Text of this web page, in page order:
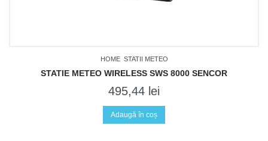
HOME STATII METEO
STATIE METEO WIRELESS SWS 8000 SENCOR
495,44 lei
Adaugă în coș